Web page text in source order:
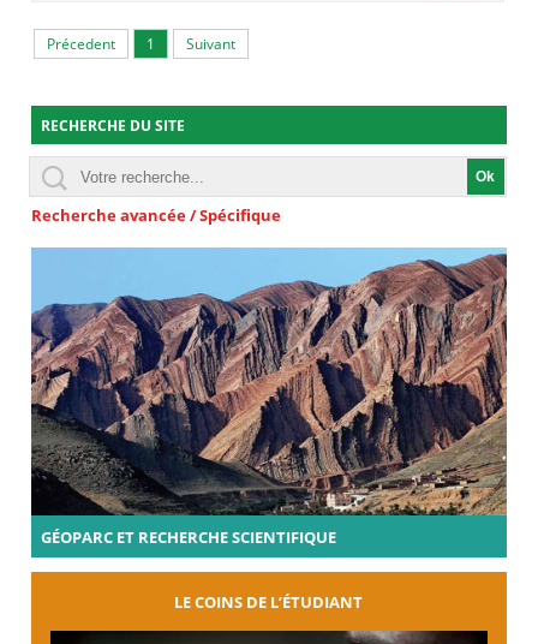
Précedent 1 Suivant
RECHERCHE DU SITE
Recherche avancée / Spécifique
GÉOPARC ET RECHERCHE SCIENTIFIQUE
LE COINS DE L’ÉTUDIANT